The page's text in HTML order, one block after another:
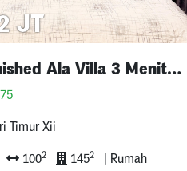
JT
Full Furnished Ala Villa 3 Menit Ke
Timur Xii
1002 1452 | Rumah